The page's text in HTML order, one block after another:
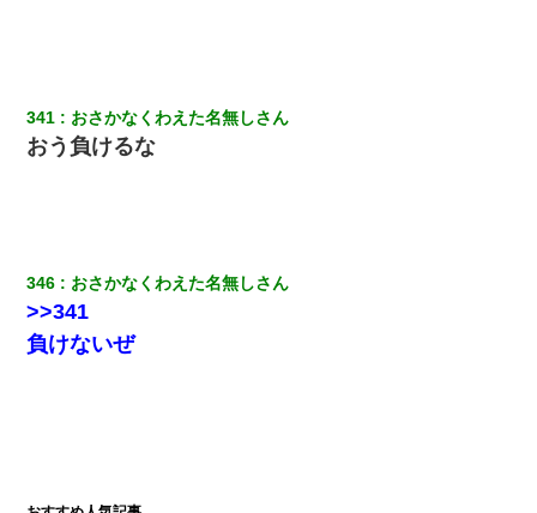
体中に赤い蕁麻疹みたいなのができて、皮膚科にいったら「ジベ
ル薔薇色ひこう疹」という症状だと言われた
ワイアラサー主婦、昨晩久しぶりに夫と致した結果ｗｗｗｗｗ
341 おさかなくわえた名無しさん
おう負けるな
346 おさかなくわえた名無しさん
>>341
負けないぜ